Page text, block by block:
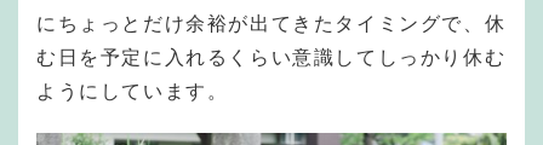
にちょっとだけ余裕が出てきたタイミングで、休
む日を予定に入れるくらい意識してしっかり休む
ようにしています。